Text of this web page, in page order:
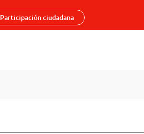
Participación ciudadana